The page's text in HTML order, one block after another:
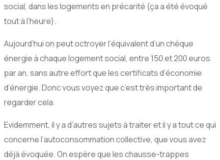
social, dans les logements en précarité (ça a été évoqué
tout à l’heure).
Aujourd’hui on peut octroyer l’équivalent d’un chèque
énergie à chaque logement social, entre 150 et 200 euros
par an, sans autre effort que les certificats d’économie
d’énergie. Donc vous voyez que c’est très important de
regarder cela.
Evidemment, il y a d’autres sujets à traiter et il y a tout ce qui
concerne l’autoconsommation collective, que vous avez
déjà évoquée. On espère que les chausse-trappes